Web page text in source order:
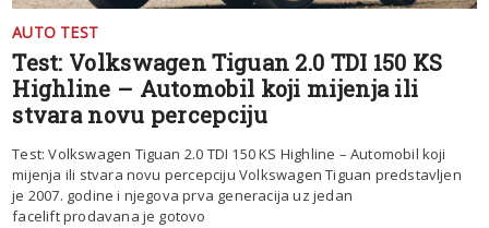
AUTO TEST
Test: Volkswagen Tiguan 2.0 TDI 150 KS
Highline – Automobil koji mijenja ili
stvara novu percepciju
Test: Volkswagen Tiguan 2.0 TDI 150 KS Highline – Automobil koji
mijenja ili stvara novu percepciju Volkswagen Tiguan predstavljen
je 2007. godine i njegova prva generacija uz jedan
facelift prodavana je gotovo